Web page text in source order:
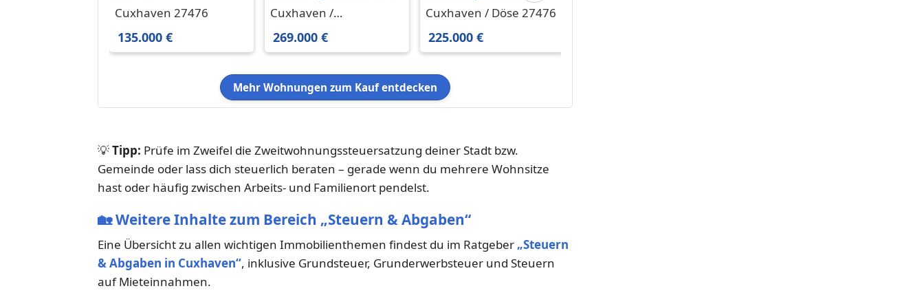
Einzimmerwohnung in
Cuxhaven 27476
135.000 €
in Cuxhaven
€ 73.85 m²
Cuxhaven /
Amerikahafen 27472
269.000 €
in Cuxhaven Döse
Cuxhaven / Döse 27476
225.000 €
Mehr Wohnungen zum Kauf entdecken
💡Tipp: Prüfe im Zweifel die Zweitwohnungssteuersatzung deiner Stadt bzw.
Gemeinde oder lass dich steuerlich beraten – gerade wenn du mehrere Wohnsitze
hast oder häufig zwischen Arbeits- und Familienort pendelst.
🏡Weitere Inhalte zum Bereich „Steuern & Abgaben“
Eine Übersicht zu allen wichtigen Immobilienthemen findest du im Ratgeber„Steuern
& Abgaben in Cuxhaven“, inklusive Grundsteuer, Grunderwerbsteuer und Steuern
auf Mieteinnahmen.